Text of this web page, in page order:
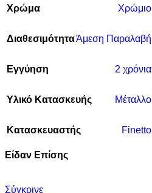
Χρώμα Χρώμιο
ΔιαθεσιμότηταΆμεση Παραλαβή
Εγγύηση 2 χρόνια
Υλικό Κατασκευής Μέταλλο
Κατασκευαστής Finetto
Είδαν Επίσης
Σύγκρινε